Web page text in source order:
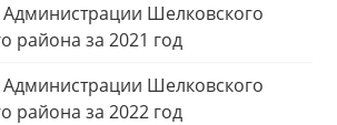
Шелковского
района за 2021 год
Шелковского
района за 2022 год